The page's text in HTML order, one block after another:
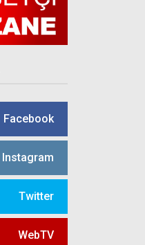
Facebook
Instagram
Twitter
WebTV